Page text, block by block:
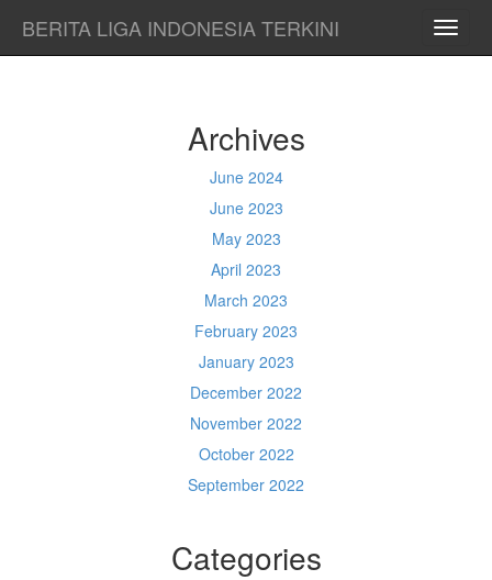
BERITA LIGA INDONESIA TERKINI
Archives
June 2024
June 2023
May 2023
April 2023
March 2023
February 2023
January 2023
December 2022
November 2022
October 2022
September 2022
Categories